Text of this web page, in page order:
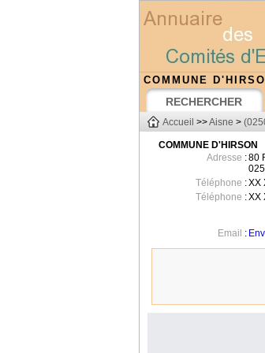
COMMUNE
RECHERCHER
Accueil >>Aisne >
COMMUNE D'HIRSON
Adresse :80
Téléphone :XX
Téléphone :XX
Email :